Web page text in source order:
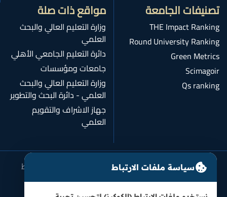
سياسة ملفات الارتباط
تصنيفات الجامعة
THE Impact Ranking
Round University Ranking
Green Metrics
Scimagoir
Qs ranking
مواقع ذات صلة
وزارة التعليم العالي والبحث
العلمي
دائرة التعليم الجامعي الأهلي
جامعات ومؤسسات
وزارة التعليم العالي والبحث
العلمي - دائرة البحث والتطوير
جهاز الاشراف والتقويم
العلمي
سياسة الخصوصيةشروط الاستخدام
سياسة ملفات الارتباط
سياسة النزاهة الأكاديمية